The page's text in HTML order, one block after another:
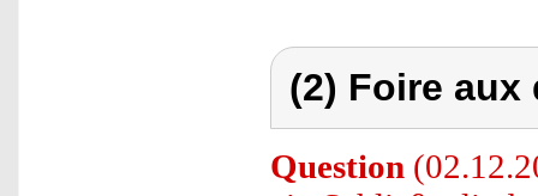
(2) Foire
Question